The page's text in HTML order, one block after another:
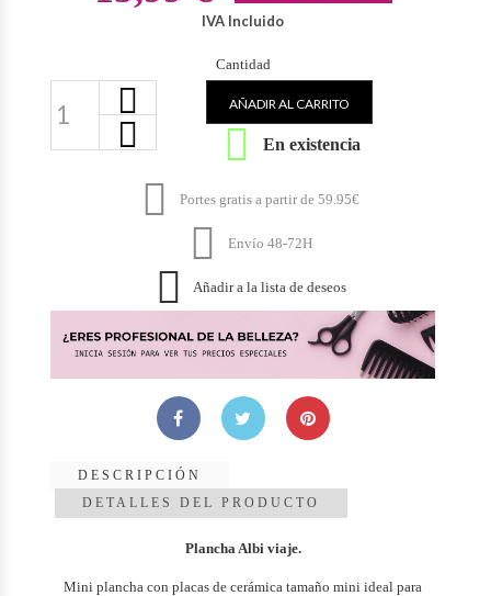
IVA Incluido
Cantidad
AÑADIR AL CARRITO
 En existencia
 Portes gratis a partir de 59.95€
 Envío 48-72H
 Añadir a la lista de deseos
DESCRIPCIÓN
DETALLES DEL PRODUCTO
Plancha Albi viaje.
Mini plancha con placas de cerámica tamaño mini ideal para